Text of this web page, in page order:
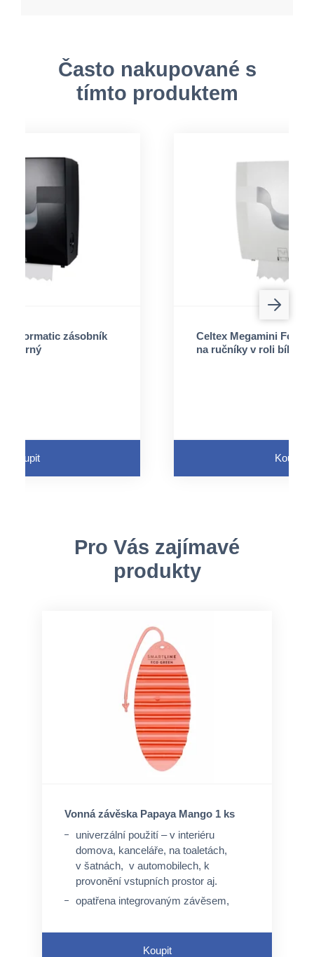
Často nakupované s
tímto produktem
Formatic zásobník
černý
Koupit
Celtex Megamini
na ručníky v roli bílý
Koupit
Pro Vás zajímavé
produkty
Vonná závěska Papaya Mango 1 ks
univerzální použití – v interiéru
domova, kanceláře, na toaletách,
v šatnách, v automobilech, k
provonění vstupních prostor aj.
opatřena integrovaným závěsem,
využít perforovaný otvor a pružný
Koupit